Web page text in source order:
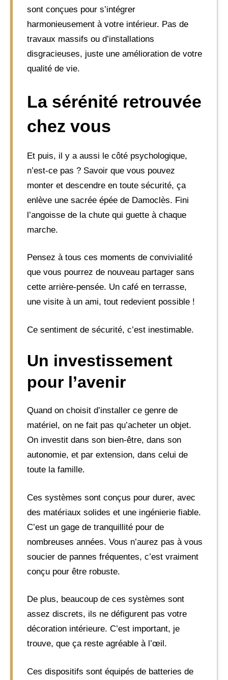
sont conçues pour s’intégrer
harmonieusement à votre intérieur. Pas de
travaux massifs ou d’installations
disgracieuses, juste une amélioration de votre
qualité de vie.
La sérénité retrouvée
chez vous
Et puis, il y a aussi le côté psychologique,
n’est-ce pas ? Savoir que vous pouvez
monter et descendre en toute sécurité, ça
enlève une sacrée épée de Damoclès. Fini
l’angoisse de la chute qui guette à chaque
marche.
Pensez à tous ces moments de convivialité
que vous pourrez de nouveau partager sans
cette arrière-pensée. Un café en terrasse,
une visite à un ami, tout redevient possible !
Ce sentiment de sécurité, c’est inestimable.
Un investissement
pour l’avenir
Quand on choisit d’installer ce genre de
matériel, on ne fait pas qu’acheter un objet.
On investit dans son bien-être, dans son
autonomie, et par extension, dans celui de
toute la famille.
Ces systèmes sont conçus pour durer, avec
des matériaux solides et une ingénierie fiable.
C’est un gage de tranquillité pour de
nombreuses années. Vous n’aurez pas à vous
soucier de pannes fréquentes, c’est vraiment
conçu pour être robuste.
De plus, beaucoup de ces systèmes sont
assez discrets, ils ne défigurent pas votre
décoration intérieure. C’est important, je
trouve, que ça reste agréable à l’œil.
Ces dispositifs sont équipés de batteries de